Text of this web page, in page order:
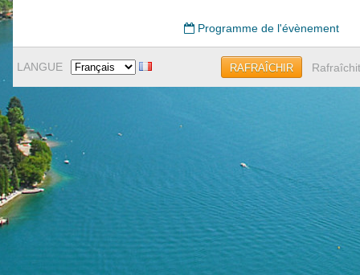
Programme de l'évènement
LANGUE RAFRAÎCHIR